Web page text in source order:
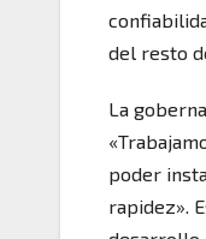
del resto
La
poder
rapidez».